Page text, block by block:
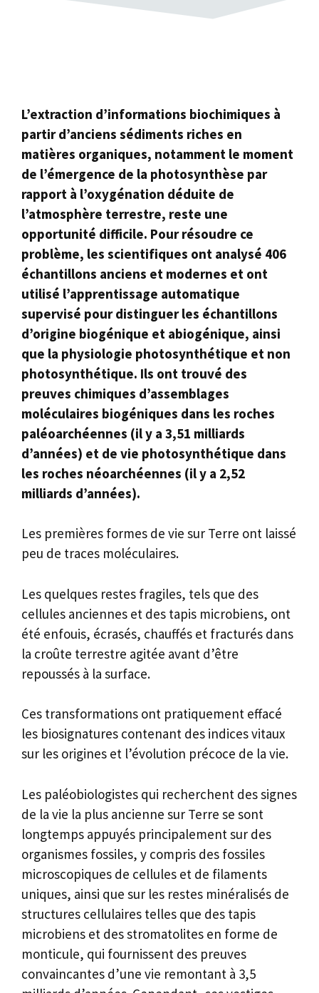
L’extraction d’informations biochimiques à
partir d’anciens sédiments riches en
matières organiques, notamment le moment
de l’émergence de la photosynthèse par
rapport à l’oxygénation déduite de
l’atmosphère terrestre, reste une
opportunité difficile. Pour résoudre ce
problème, les scientifiques ont analysé 406
échantillons anciens et modernes et ont
utilisé l’apprentissage automatique
supervisé pour distinguer les échantillons
d’origine biogénique et abiogénique, ainsi
que la physiologie photosynthétique et non
photosynthétique. Ils ont trouvé des
preuves chimiques d’assemblages
moléculaires biogéniques dans les roches
paléoarchéennes (il y a 3,51 milliards
d’années) et de vie photosynthétique dans
les roches néoarchéennes (il y a 2,52
milliards d’années).
Les premières formes de vie sur Terre ont laissé
peu de traces moléculaires.
Les quelques restes fragiles, tels que des
cellules anciennes et des tapis microbiens, ont
été enfouis, écrasés, chauffés et fracturés dans
la croûte terrestre agitée avant d’être
repoussés à la surface.
Ces transformations ont pratiquement effacé
les biosignatures contenant des indices vitaux
sur les origines et l’évolution précoce de la vie.
Les paléobiologistes qui recherchent des signes
de la vie la plus ancienne sur Terre se sont
longtemps appuyés principalement sur des
organismes fossiles, y compris des fossiles
microscopiques de cellules et de filaments
uniques, ainsi que sur les restes minéralisés de
structures cellulaires telles que des tapis
microbiens et des stromatolites en forme de
monticule, qui fournissent des preuves
convaincantes d’une vie remontant à 3,5